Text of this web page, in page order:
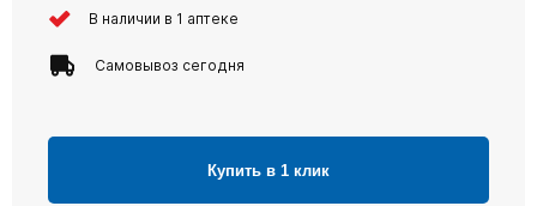
В наличии в 1 аптеке
Самовывоз сегодня
Купить в 1 клик